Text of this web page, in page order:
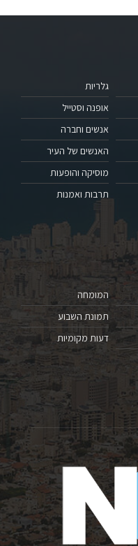
גלריות
אופנה וסטייל
אנשים וחברה
האנשים של העיר
מוסיקה והופעות
תרבות ואמנות
המומחה
תמונת השבוע
דעות מקומיות